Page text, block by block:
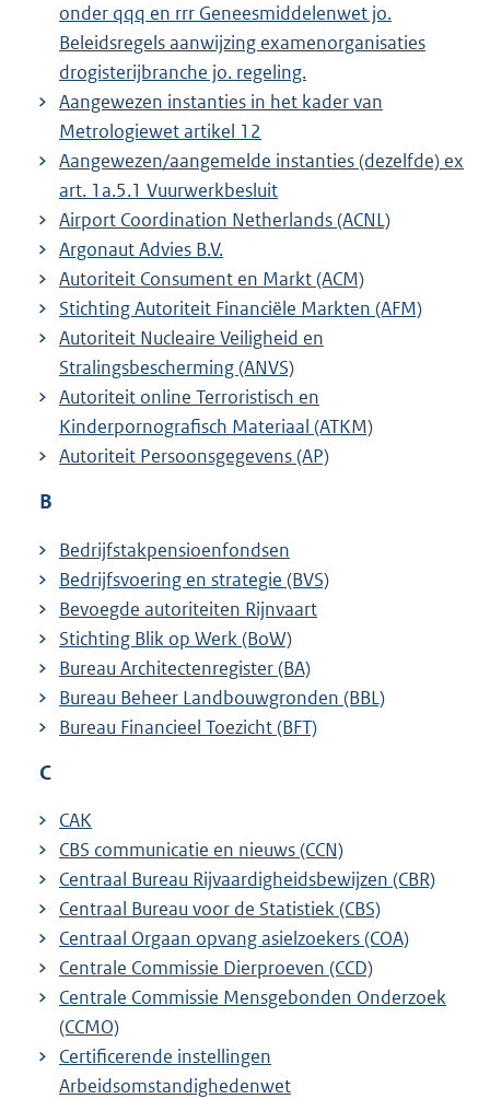
onder qqq en rrr Geneesmiddelenwet jo.
Beleidsregels aanwijzing examenorganisaties
drogisterijbranche jo. regeling.
Aangewezen instanties in het kader van
Metrologiewet artikel 12
Aangewezen/aangemelde instanties (dezelfde) ex
art. 1a.5.1 Vuurwerkbesluit
Airport Coordination Netherlands (ACNL)
Argonaut Advies B.V.
Autoriteit Consument en Markt (ACM)
Stichting Autoriteit Financiële Markten (AFM)
Autoriteit Nucleaire Veiligheid en
Stralingsbescherming (ANVS)
Autoriteit online Terroristisch en
Kinderpornografisch Materiaal (ATKM)
Autoriteit Persoonsgegevens (AP)
B
Bedrijfstakpensioenfondsen
Bedrijfsvoering en strategie (BVS)
Bevoegde autoriteiten Rijnvaart
Stichting Blik op Werk (BoW)
Bureau Architectenregister (BA)
Bureau Beheer Landbouwgronden (BBL)
Bureau Financieel Toezicht (BFT)
C
CAK
CBS communicatie en nieuws (CCN)
Centraal Bureau Rijvaardigheidsbewijzen (CBR)
Centraal Bureau voor de Statistiek (CBS)
Centraal Orgaan opvang asielzoekers (COA)
Centrale Commissie Dierproeven (CCD)
Centrale Commissie Mensgebonden Onderzoek
(CCMO)
Certificerende instellingen
Arbeidsomstandighedenwet